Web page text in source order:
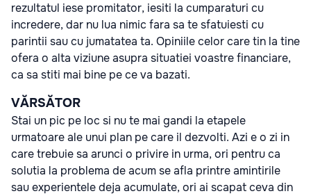
rezultatul iese promitator, iesiti la cumparaturi cu
incredere, dar nu lua nimic fara sa te sfatuiesti cu
parintii sau cu jumatatea ta. Opiniile celor care tin la tine
ofera o alta viziune asupra situatiei voastre financiare,
ca sa stiti mai bine pe ce va bazati.
VĂRSĂTOR
Stai un pic pe loc si nu te mai gandi la etapele
urmatoare ale unui plan pe care il dezvolti. Azi e o zi in
care trebuie sa arunci o privire in urma, ori pentru ca
solutia la problema de acum se afla printre amintirile
sau experientele deja acumulate, ori ai scapat ceva din